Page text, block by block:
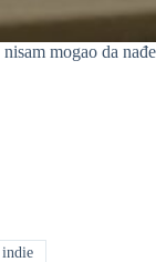
nisam mogao da
indie